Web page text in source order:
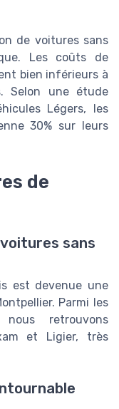
de voitures sans
Les coûts de
bien inférieurs à
Selon une étude
Légers, les
30% sur leurs
de
sans
est devenue une
Parmi les
retrouvons
et Ligier, très